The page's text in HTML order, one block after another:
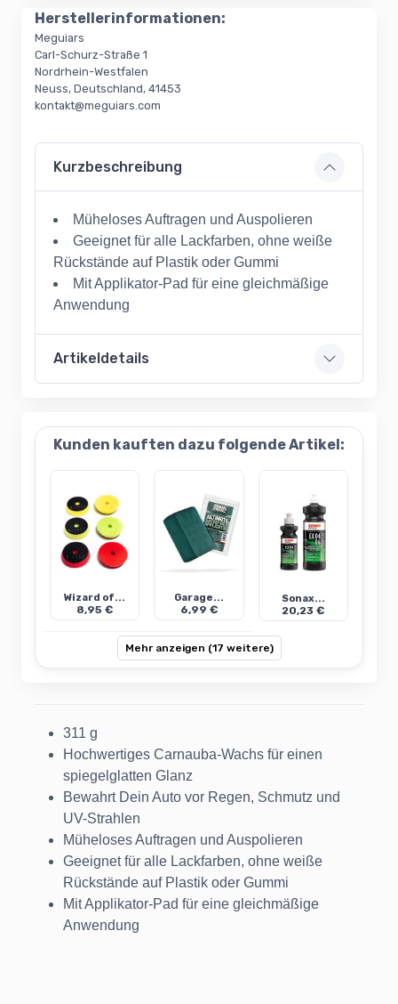
Herstellerinformationen:
Meguiars
Carl-Schurz-Straße 1
Nordrhein-Westfalen
Neuss, Deutschland, 41453
kontakt@meguiars.com
Kurzbeschreibung
Müheloses Auftragen und Auspolieren
Geeignet für alle Lackfarben, ohne weiße
Rückstände auf Plastik oder Gummi
Mit Applikator-Pad für eine gleichmäßige
Anwendung
Artikeldetails
Kunden kauften dazu folgende Artikel:
Wizard of...
8,95 €
Garage...
6,99 €
Sonax...
20,23 €
Mehr anzeigen (17 weitere)
311 g
Hochwertiges Carnauba-Wachs für einen
spiegelglatten Glanz
Bewahrt Dein Auto vor Regen, Schmutz und
UV-Strahlen
Müheloses Auftragen und Auspolieren
Geeignet für alle Lackfarben, ohne weiße
Rückstände auf Plastik oder Gummi
Mit Applikator-Pad für eine gleichmäßige
Anwendung